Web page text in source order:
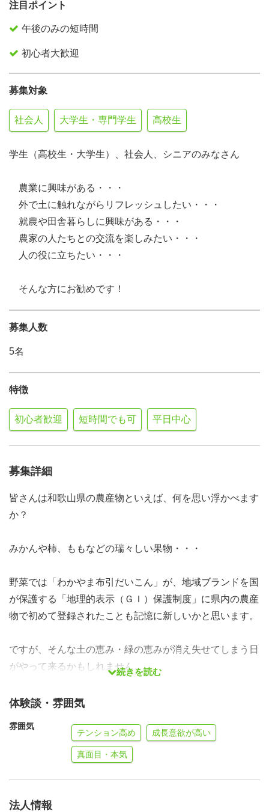
注目ポイント
午後のみの短時間
初心者大歓迎
募集対象
社会人 大学生・専門学生 高校生
学生（高校生・大学生）、社会人、シニアのみなさん
農業に興味がある・・・
外で土に触れながらリフレッシュしたい・・・
就農や田舎暮らしに興味がある・・・
農家の人たちとの交流を楽しみたい・・・
人の役に立ちたい・・・
そんな方にお勧めです！
募集人数
5名
特徴
初心者歓迎 短時間でも可 平日中心
募集詳細
皆さんは和歌山県の農産物といえば、何を思い浮かべます
か？
みかんや柿、ももなどの瑞々しい果物・・・
野菜では「わかやま布引だいこん」が、地域ブランドを国
が保護する「地理的表示（ＧＩ）保護制度」に県内の農産
物で初めて登録されたことも記憶に新しいかと思います。
ですが、そんな土の恵み・緑の恵みが消え失せてしまう日
がやって来るかもしれません。
事実、高齢であることや傾斜のきつい場所での作業の危険
様々な理由により農業をやめてしまう方が沢山いらっしゃ
ご覧の皆様には、わかやま援農隊（援農ボランティア）に
続きを読む
体験談・雰囲気
雰囲気
テンション高め 成長意欲が高い
真面目・本気
法人情報